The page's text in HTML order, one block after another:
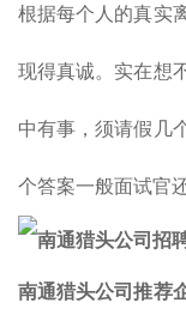
根据每个人的真实
现得真诚。实在想
中有事，须请假几
个答案一般面试官
南通猎头公司推荐